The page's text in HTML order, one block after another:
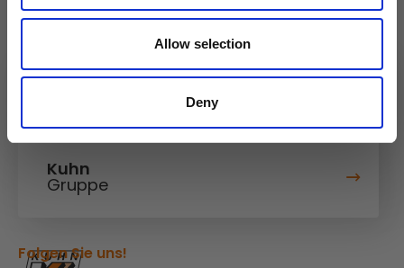
Allow selection
Deny
Kuhn
Kuhn
Gruppe
Folgen Sie uns!